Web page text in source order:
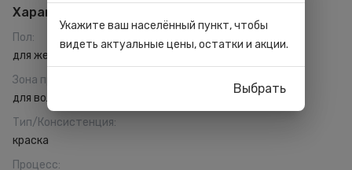
Характеристики
Пол:
для женщин
Зона применения
для волос
Тип/Консистенция:
краска
Процесс:
Укажите ваш населённый пункт, чтобы
видеть актуальные цены, остатки и акции.
Выбрать